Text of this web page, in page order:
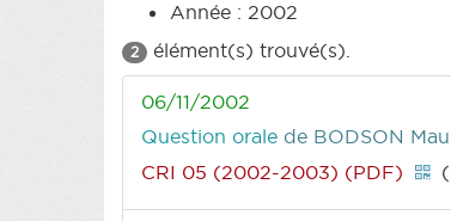
Année : 2002
2 élément(s) trouvé(s).
06/11/2002
Question orale de BODSON
CRI 05 (2002-2003) (PDF)